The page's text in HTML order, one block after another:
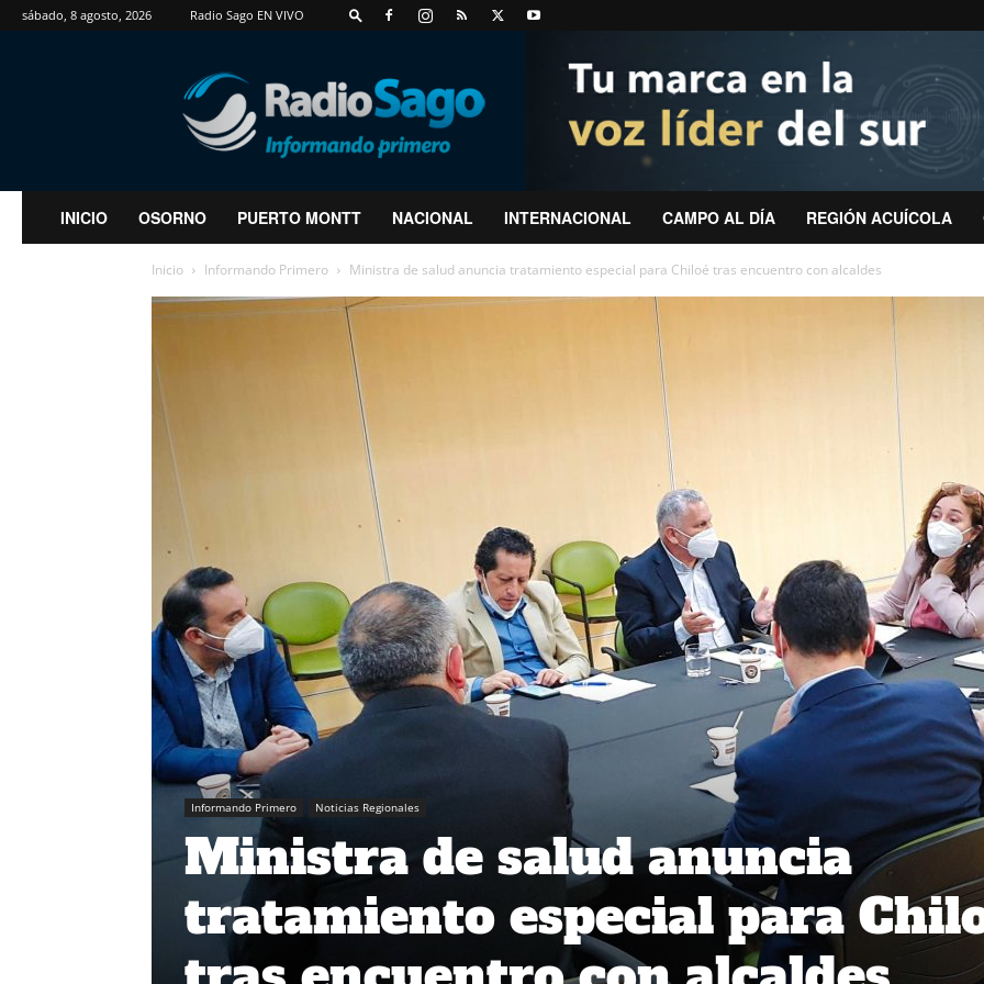
sábado, 8 agosto, 2026 Radio Sago EN VIVO
RadioSago
INICIO OSORNO PUERTO MONTT NACIONAL INTERNACIONAL CAMPO AL DÍA REGIÓN ACUÍCOLA
Inicio Informando Primero Ministra de salud anuncia tratamiento especial para Chiloé tras encuentro con alcaldes
Informando Primero Noticias Regionales
Ministra de salud anuncia
tratamiento especial para